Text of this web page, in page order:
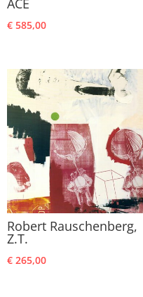
€ 585,00
Robert Rauschenberg,
Z.T.
€ 265,00